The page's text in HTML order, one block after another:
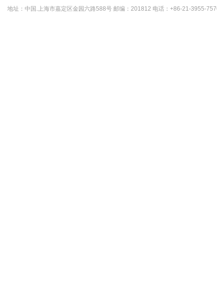
地址：中国.上海市嘉定区金园六路588号 邮编：201812 电话：+86-21-3955-